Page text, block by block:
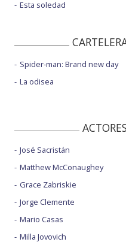
Esta soledad
Spider-man: Brand new day
La odisea
José Sacristán
Matthew McConaughey
Grace Zabriskie
Jorge Clemente
Mario Casas
Milla Jovovich